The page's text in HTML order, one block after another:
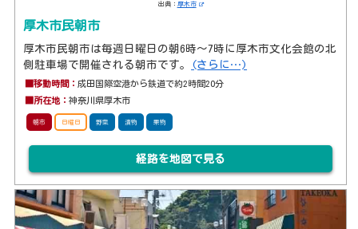
出典： 厚木市
厚木市民朝市
厚木市民朝市は毎週日曜日の朝6時～7時に厚木市文化会館の北
側駐車場で開催される朝市です。
(さらに…)
■移動時間： 成田国際空港から鉄道で約2時間20分
■所在地：神奈川県厚木市
朝市 日曜日 野菜 漬物 果物
経路を地図で見る